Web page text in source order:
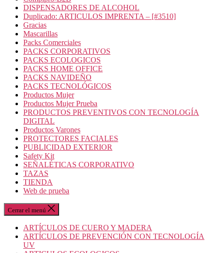
DISPENSADORES DE ALCOHOL
Duplicado: ARTICULOS IMPRENTA – [#3510]
Gracias
Mascarillas
Packs Comerciales
PACKS CORPORATIVOS
PACKS ECOLOGICOS
PACKS HOME OFFICE
PACKS NAVIDEÑO
PACKS TECNOLÓGICOS
Productos Mujer
Productos Mujer Prueba
PRODUCTOS PREVENTIVOS CON TECNOLOGÍA
DIGITAL
Productos Varones
PROTECTORES FACIALES
PUBLICIDAD EXTERIOR
Safety Kit
SEÑALÉTICAS CORPORATIVO
TAZAS
TIENDA
Web de prueba
Cerrar el menú
ARTÍCULOS DE CUERO Y MADERA
ARTÍCULOS DE PREVENCIÓN CON TECNOLOGÍA
UV